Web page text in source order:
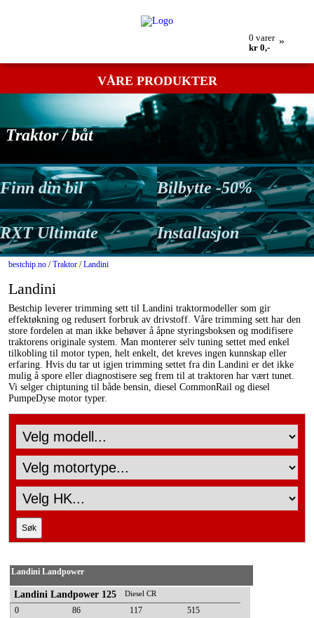
0 varer
kr 0,-
»
VÅRE PRODUKTER
Traktor / båt
Finn din bil Bilbytte -50%
RXT Ultimate Installasjon
bestchip.no /Traktor /Landini
Landini
Bestchip leverer trimming sett til Landini traktormodeller som gir
effektøkning og redusert forbruk av drivstoff. Våre trimming sett har den
store fordelen at man ikke behøver å åpne styringsboksen og modifisere
traktorens originale system. Man monterer selv tuning settet med enkel
tilkobling til motor typen, helt enkelt, det kreves ingen kunnskap eller
erfaring. Hvis du tar ut igjen trimming settet fra din Landini er det ikke
mulig å spore eller diagnostisere seg frem til at traktoren har vært tunet.
Vi selger chiptuning til både bensin, diesel CommonRail og diesel
PumpeDyse motor typer.
Landini Landpower
Landini Landpower 125 Diesel CR
0 86 117 515